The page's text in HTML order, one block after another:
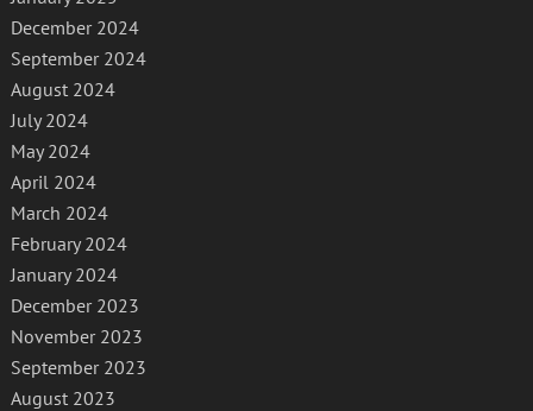
December 2024
September 2024
August 2024
July 2024
May 2024
April 2024
March 2024
February 2024
January 2024
December 2023
November 2023
September 2023
August 2023